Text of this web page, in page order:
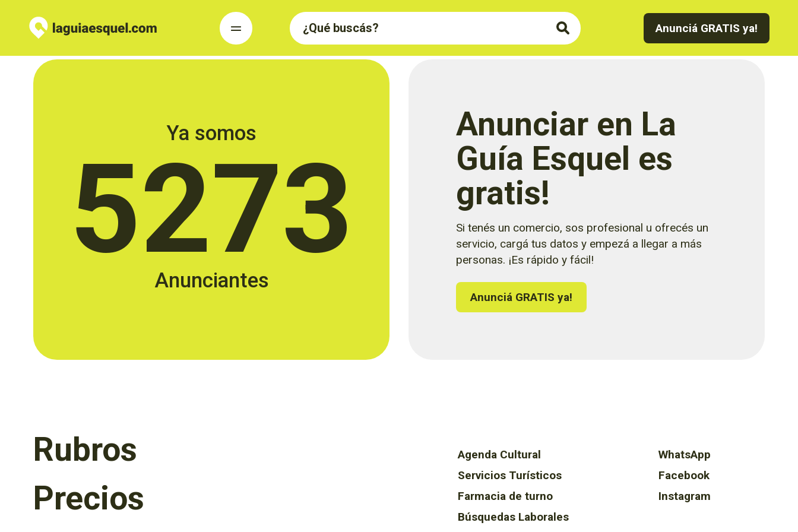
Anunciá GRATIS ya!
Ya somos
5273
Anunciantes
Anunciar en La
Guía Esquel es
gratis!
Si tenés un comercio, sos profesional u ofrecés un
servicio, cargá tus datos y empezá a llegar a más
personas. ¡Es rápido y fácil!
Anunciá GRATIS ya!
Rubros
Precios
Agenda Cultural
Servicios Turísticos
Farmacia de turno
Búsquedas Laborales
WhatsApp
Facebook
Instagram